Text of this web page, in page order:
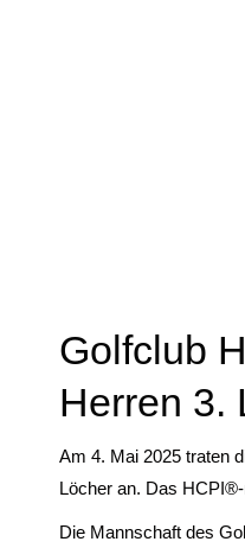
Golfclub
Herren 3.
Am 4. Mai 2025 traten
Löcher an. Das
Die Mannschaft des